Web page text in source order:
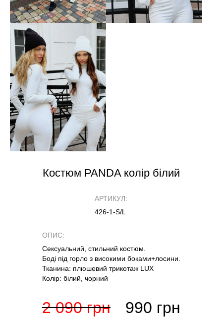
Костюм PANDA колір білий
АРТИКУЛ:
426-1-S/L
ОПИС:
Сексуальний, стильний костюм.
Боді під горло з високими боками+лосини.
Тканина: плюшевий трикотаж LUX
Колір: білий, чорний
2 090 грн 990 грн